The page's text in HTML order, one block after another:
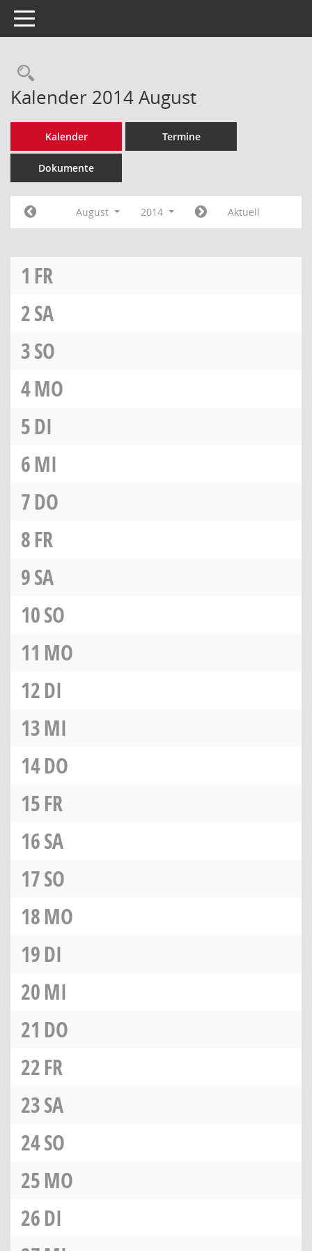
Toggle navigation
Rechercheauswahl
Kalender 2014 August
Kalender Termine
Dokumente
August 2014 Aktuell
1 FR
2SA
3SO
4MO
5DI
6MI
7DO
8FR
9SA
10SO
11 MO
12DI
13MI
14DO
15FR
16SA
17SO
18MO
19DI
20MI
21 DO
22FR
23SA
24SO
25MO
26DI